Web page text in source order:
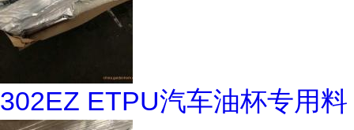
302EZ ETPU汽车油杯专用料